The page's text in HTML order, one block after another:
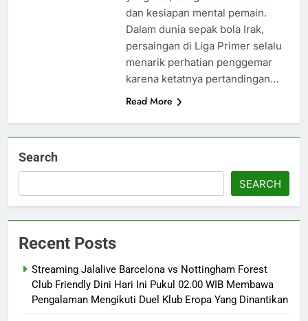
dan kesiapan mental pemain.
Dalam dunia sepak bola Irak,
persaingan di Liga Primer selalu
menarik perhatian penggemar
karena ketatnya pertandingan…
Read More
Search
SEARCH
Recent Posts
Streaming Jalalive Barcelona vs Nottingham Forest
Club Friendly Dini Hari Ini Pukul 02.00 WIB Membawa
Pengalaman Mengikuti Duel Klub Eropa Yang Dinantikan